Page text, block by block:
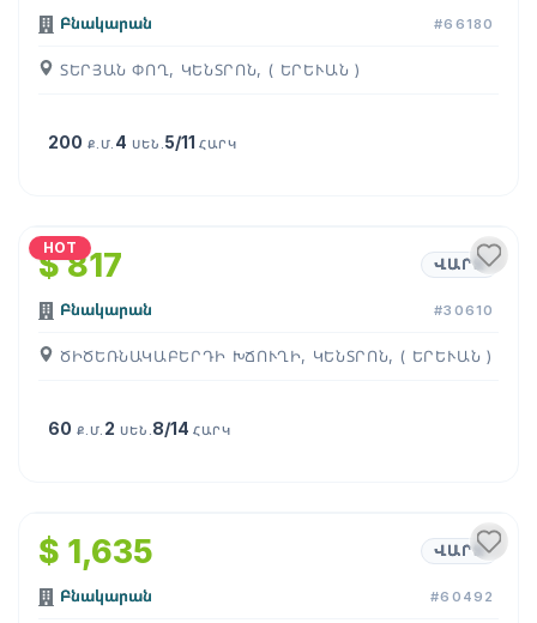
Բնակարան #66180
ՏԵՐՅԱՆ ՓՈՂ, ԿԵՆՏՐՈՆ, ( ԵՐԵՒԱՆ )
200 Ք.Մ. 4 ՍԵՆ. 5/11ՀԱՐԿ
HOT
$ 817 ՎԱՐՁ
Բնակարան #30610
ԾԻԾԵՌՆԱԿԱԲԵՐԴԻ ԽՃՈՒՂԻ, ԿԵՆՏՐՈՆ, ( ԵՐԵՒԱՆ )
60 Ք.Մ. 2 ՍԵՆ. 8/14ՀԱՐԿ
$ 1,635 ՎԱՐՁ
Բնակարան #60492